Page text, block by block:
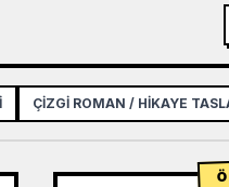
ÇIZGI ROMAN / HIKAYE